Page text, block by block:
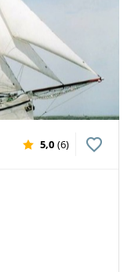
5,0 (6)